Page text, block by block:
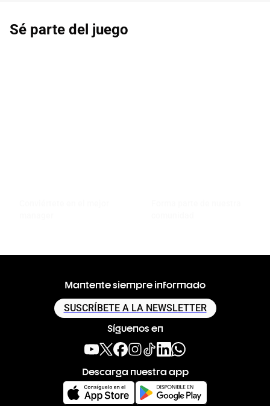
Sé parte del juego
Mantente siempre informado
SUSCRÍBETE A LA NEWSLETTER
Síguenos en
Descarga nuestra app